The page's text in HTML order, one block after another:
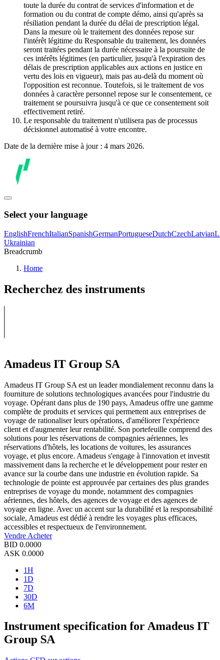
toute la durée du contrat de services d'information et de
formation ou du contrat de compte démo, ainsi qu'après sa
résiliation pendant la durée du délai de prescription légal.
Dans la mesure où le traitement des données repose sur
l'intérêt légitime du Responsable du traitement, les données
seront traitées pendant la durée nécessaire à la poursuite de
ces intérêts légitimes (en particulier, jusqu'à l'expiration des
délais de prescription applicables aux actions en justice en
vertu des lois en vigueur), mais pas au-delà du moment où
l'opposition est reconnue. Toutefois, si le traitement de vos
données à caractère personnel repose sur le consentement, ce
traitement se poursuivra jusqu'à ce que ce consentement soit
effectivement retiré.
Le responsable du traitement n'utilisera pas de processus
décisionnel automatisé à votre encontre.
Date de la dernière mise à jour : 4 mars 2026.
Select your language
EnglishFrenchItalianSpanishGermanPortugueseDutchCzechLatvian
Ukrainian
Breadcrumb
Home
Recherchez des instruments
Amadeus IT Group SA
Amadeus IT Group SA est un leader mondialement reconnu dans la
fourniture de solutions technologiques avancées pour l'industrie du
voyage. Opérant dans plus de 190 pays, Amadeus offre une gamme
complète de produits et services qui permettent aux entreprises de
voyage de rationaliser leurs opérations, d'améliorer l'expérience
client et d'augmenter leur rentabilité. Son portefeuille comprend des
solutions pour les réservations de compagnies aériennes, les
réservations d'hôtels, les locations de voitures, les assurances
voyage, et plus encore. Amadeus s'engage à l'innovation et investit
massivement dans la recherche et le développement pour rester en
avance sur la courbe dans une industrie en évolution rapide. Sa
technologie de pointe est approuvée par certaines des plus grandes
entreprises de voyage du monde, notamment des compagnies
aériennes, des hôtels, des agences de voyage et des agences de
voyage en ligne. Avec un accent sur la durabilité et la responsabilité
sociale, Amadeus est dédié à rendre les voyages plus efficaces,
accessibles et respectueux de l'environnement.
Vendre Acheter
BID 0.0000
ASK 0.0000
1H
1D
7D
30D
6M
Instrument specification for Amadeus IT
Group SA